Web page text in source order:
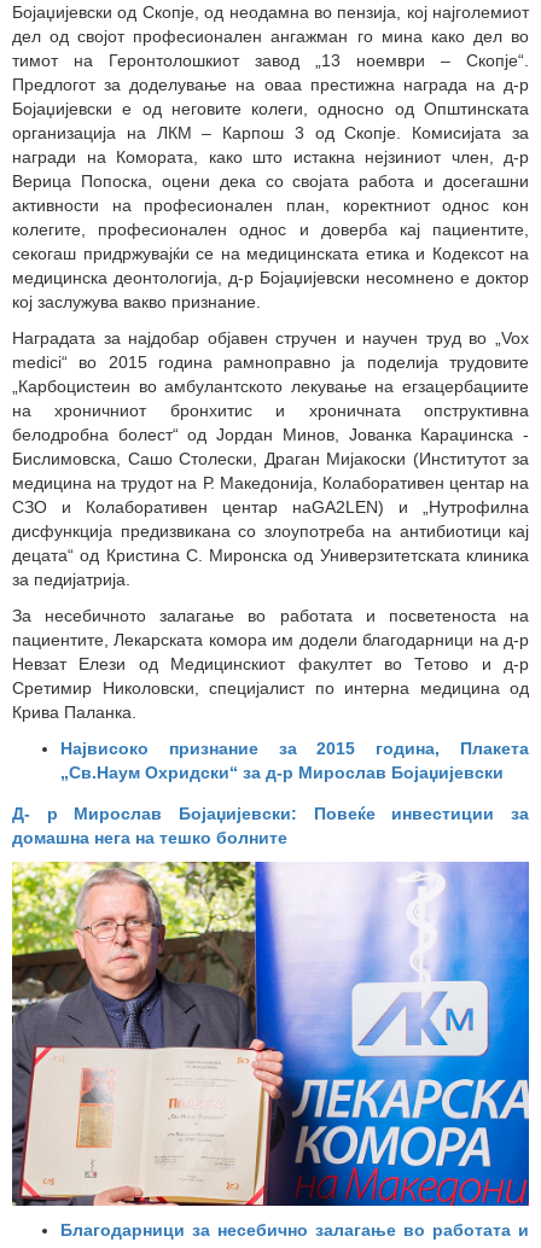
Бојаџијевски од Скопје, од неодамна во пензија, кој најголемиот
дел од својот професионален ангажман го мина како дел во
тимот на Геронтолошкиот завод „13 ноември – Скопје“.
Предлогот за доделување на оваа престижна награда на д-р
Бојаџијевски е од неговите колеги, односно од Општинската
организација на ЛКМ – Карпош 3 од Скопје. Комисијата за
награди на Комората, како што истакна нејзиниот член, д-р
Верица Попоска, оцени дека со својата работа и досегашни
активности на професионален план, коректниот однос кон
колегите, професионален однос и доверба кај пациентите,
секогаш придржувајќи се на медицинската етика и Кодексот на
медицинска деонтологија, д-р Бојаџијевски несомнено е доктор
кој заслужува вакво признание.
Наградата за најдобар објавен стручен и научен труд во „Vox
medici“ во 2015 година рамноправно ја поделија трудовите
„Карбоцистеин во амбулантското лекување на егзацербациите
на хроничниот бронхитис и хроничната опструктивна
белодробна болест“ од Јордан Минов, Јованка Кaраџинска -
Бислимовска, Сашо Столески, Драган Мијакоски (Институтот за
медицина на трудот на Р. Македонија, Колаборативен центар на
СЗО и Колаборативен центар наGA2LEN) и „Нутрофилна
дисфункција предизвикана со злоупотреба на антибиотици кај
децата“ од Кристина С. Миронска од Универзитетската клиника
за педијатрија.
За несебичното залагање во работата и посветеноста на
пациентите, Лекарската комора им додели благодарници на д-р
Невзат Елези од Медицинскиот факултет во Тетово и д-р
Сретимир Николовски, специјалист по интерна медицина од
Крива Паланка.
Највисоко признание за 2015 година, Плакета
„Св.Наум Охридски“ за д-р Мирослав Бојаџијевски
Д- р
Мирослав Бојаџијевски: Повеќе инвестиции за
домашна нега на тешко болните
Благодарници за несебично залагање во работата и